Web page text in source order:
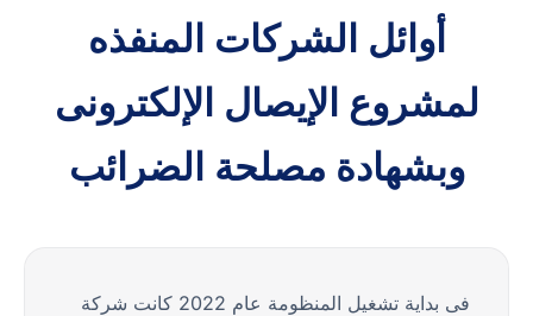
أوائل الشركات المنفذه
لمشروع الإيصال الإلكترونى
وبشهادة مصلحة الضرائب
فى بداية تشغيل المنظومة عام 2022 كانت شركة